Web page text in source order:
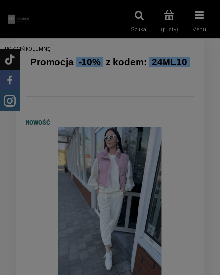
(pusty)
Szukaj Menu
Promocja -10% z kodem: 24ML10
NOWOŚĆ